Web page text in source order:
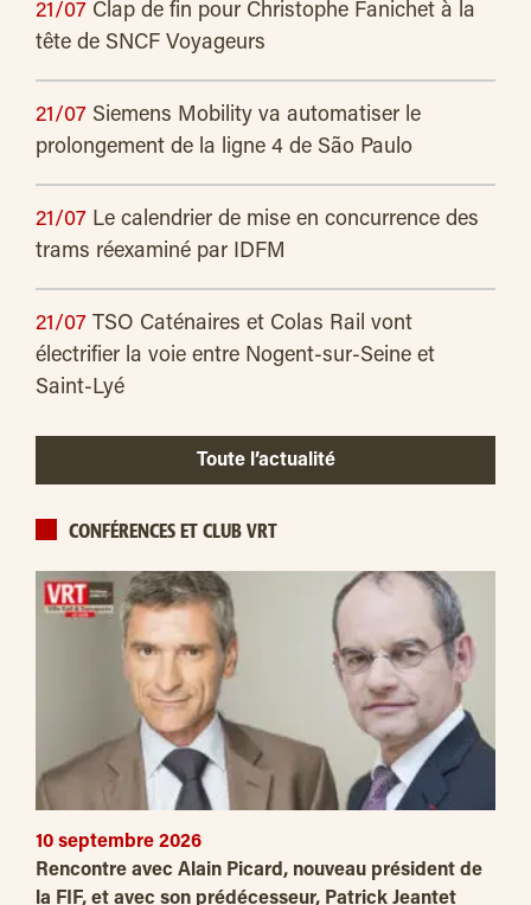
21/07 Clap de fin pour Christophe Fanichet à la
tête de SNCF Voyageurs
21/07 Siemens Mobility va automatiser le
prolongement de la ligne 4 de São Paulo
21/07 Le calendrier de mise en concurrence des
trams réexaminé par IDFM
21/07 TSO Caténaires et Colas Rail vont
électrifier la voie entre Nogent-sur-Seine et
Saint-Lyé
Toute l’actualité
CONFÉRENCES ET CLUB VRT
10 septembre 2026
Rencontre avec Alain Picard, nouveau président de
la FIF, et avec son prédécesseur, Patrick Jeantet